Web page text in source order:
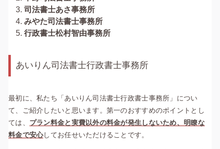
司法書士あさ事務所
みやた司法書士事務所
行政書士松村智由事務所
あいりん司法書士行政書士事務所
最初に、私たち「あいりん司法書士行政書士事務所」につい
て、ご紹介したいと思います。 第一のおすすめのポイントとし
ては、 プラン料金と実費以外の料金が発生しないため、明瞭な
料金で安心してお任せいただけることです。